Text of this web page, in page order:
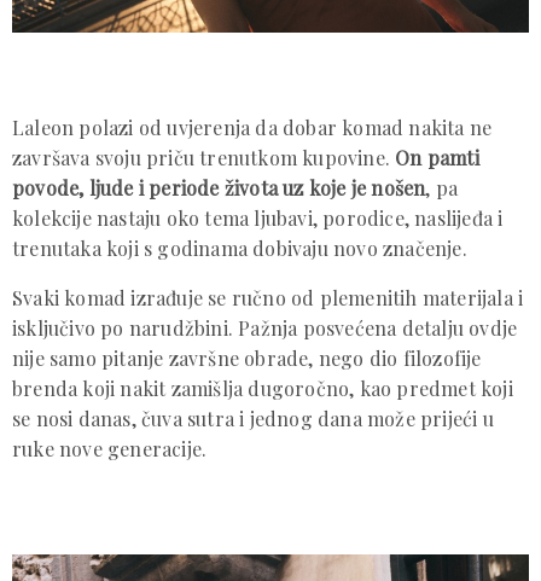
Laleon polazi od uvjerenja da dobar komad nakita ne
završava svoju priču trenutkom kupovine. On pamti
povode, ljude i periode života uz koje je nošen, pa
kolekcije nastaju oko tema ljubavi, porodice, naslijeđa i
trenutaka koji s godinama dobivaju novo značenje.
Svaki komad izrađuje se ručno od plemenitih materijala i
isključivo po narudžbini. Pažnja posvećena detalju ovdje
nije samo pitanje završne obrade, nego dio filozofije
brenda koji nakit zamišlja dugoročno, kao predmet koji
se nosi danas, čuva sutra i jednog dana može prijeći u
ruke nove generacije.